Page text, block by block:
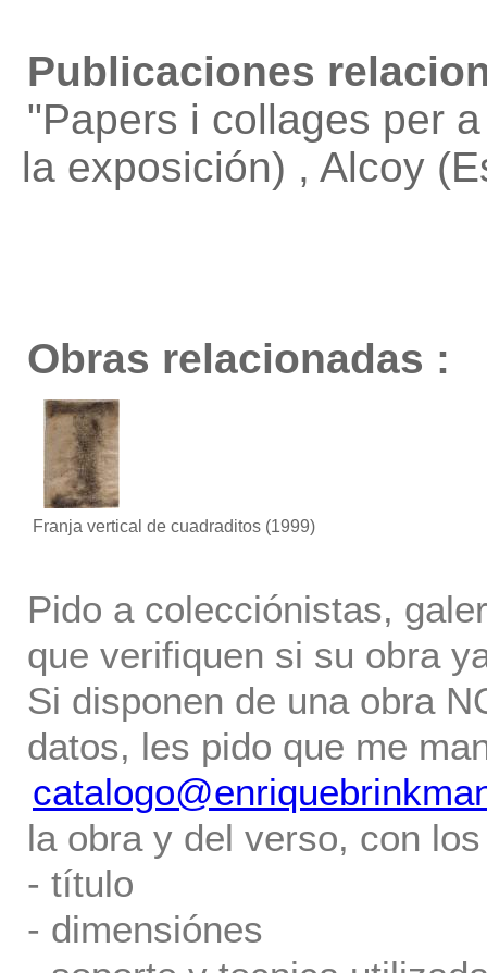
Publicaciones
"Papers i collages per
la exposición) , Alcoy
Obras relacionadas :
Franja vertical de cuadraditos (1999)
Pido a colecciónistas,
que verifiquen si su obra
Si disponen de una obra
datos, les pido que me
la obra y del verso, con
- título
- dimensiónes